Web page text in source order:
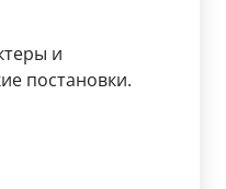
и
постановки.